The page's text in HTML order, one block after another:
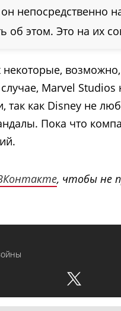
непосредственно
об этом. Это на их
некоторые,
Marvel Studios
так как Disney не
Пока что
, чтобы не